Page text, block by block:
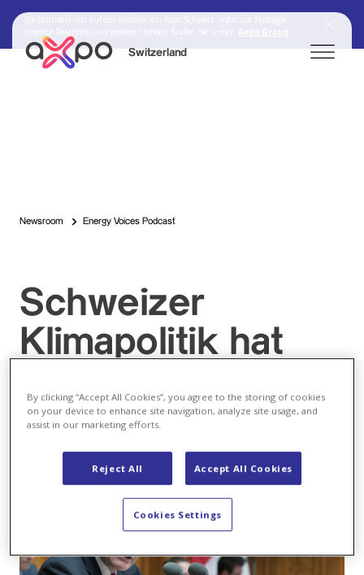
Switzerland
Newsroom Energy Voices Podcast
Schweizer
Klimapolitik hat
aufs Klima
By clicking “Accept All Cookies”, you agree to the storing of cookies
on your device to enhance site navigation, analyze site usage, and
assist in our marketing efforts.
Reject All Accept All Cookies
Cookies Settings